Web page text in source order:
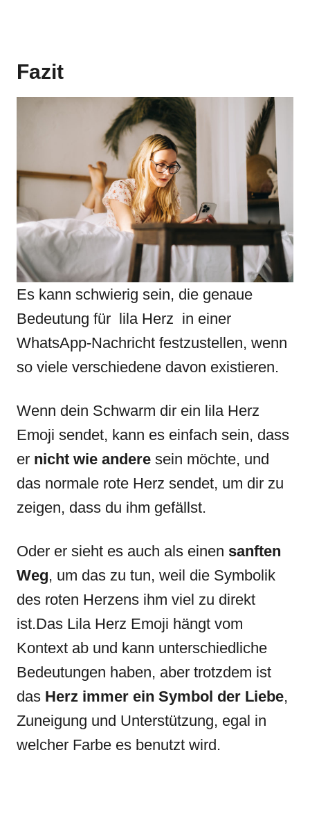
Fazit
Es kann schwierig sein, die genaue
Bedeutung für lila Herz in einer
WhatsApp-Nachricht festzustellen, wenn
so viele verschiedene davon existieren.
Wenn dein Schwarm dir ein lila Herz
Emoji sendet, kann es einfach sein, dass
er nicht wie andere sein möchte, und
das normale rote Herz sendet, um dir zu
zeigen, dass du ihm gefällst.
Oder er sieht es auch als einen sanften
Weg, um das zu tun, weil die Symbolik
des roten Herzens ihm viel zu direkt
ist.Das Lila Herz Emoji hängt vom
Kontext ab und kann unterschiedliche
Bedeutungen haben, aber trotzdem ist
das Herz immer ein Symbol der Liebe,
Zuneigung und Unterstützung, egal in
welcher Farbe es benutzt wird.